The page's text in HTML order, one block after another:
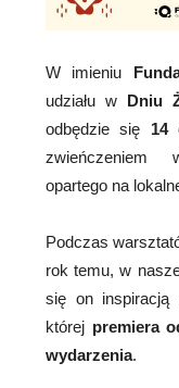
W imieniu
udziału w Dniu
odbędzie się 14
zwieńczeniem
opartego na
Podczas
rok temu, w
się on inspiracją
której premiera
wydarzenia.